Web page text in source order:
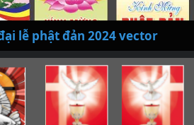
lễ phật đản 2024 vector